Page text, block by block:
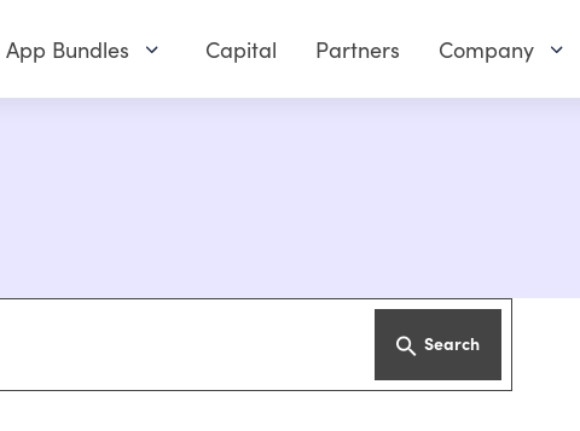
App Bundles Capital Partners Company
Search